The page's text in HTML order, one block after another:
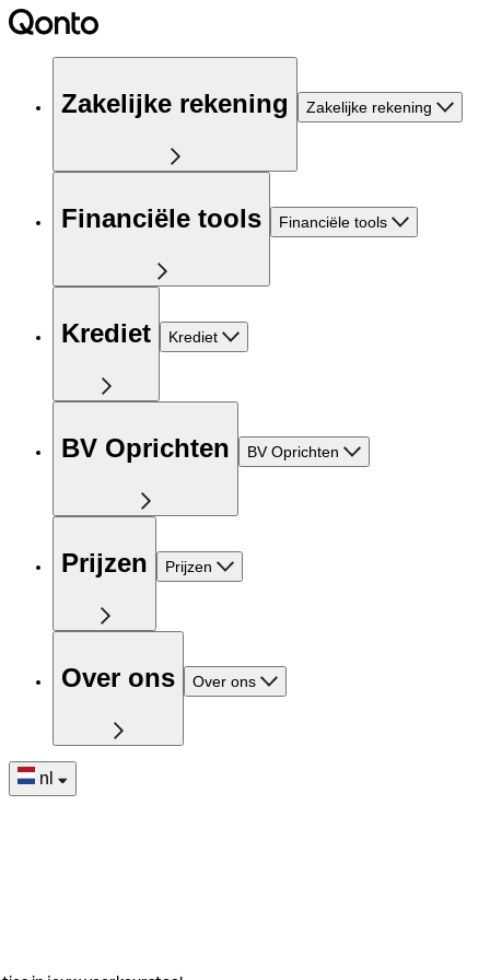
Zakelijke rekening Zakelijke rekening
Financiële tools Financiële tools
Krediet Krediet
BV Oprichten BV Oprichten
Prijzen Prijzen
Over ons Over ons
nl